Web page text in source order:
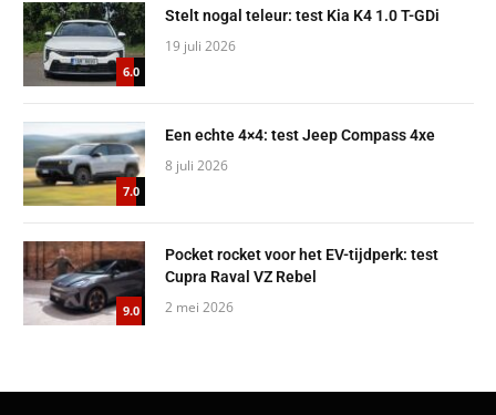
6.0
Stelt nogal teleur: test Kia K4 1.0 T-GDi
19 juli 2026
7.0
Een echte 4×4: test Jeep Compass 4xe
8 juli 2026
9.0
Pocket rocket voor het EV-tijdperk: test
Cupra Raval VZ Rebel
2 mei 2026